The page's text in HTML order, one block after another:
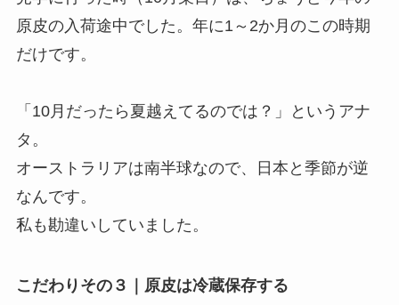
原皮の入荷途中でした。年に1～2か月のこの時期
だけです。
「10月だったら夏越えてるのでは？」というアナ
タ。
オーストラリアは南半球なので、日本と季節が逆
なんです。
私も勘違いしていました。
こだわりその３｜原皮は冷蔵保存する